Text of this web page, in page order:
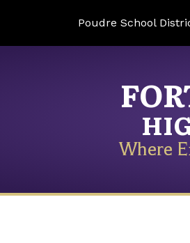
Poudre School
Where